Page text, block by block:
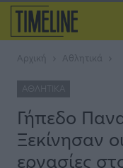
Αρχική Αθλητικά
ΑΘΛΗΤΙΚΆ
Γήπεδο
Ξεκίνησαν
εργασίες